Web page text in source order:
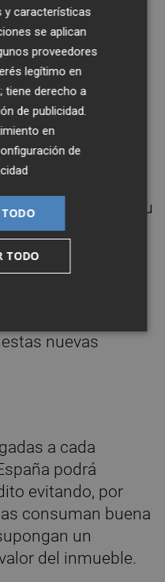
en el que se
riesgos para la
medidas
las
emitidos.
en manos de los
CNMV y
respetando su
ya aprobó
nuevas
a cada
podrá
evitando, por
consuman buena
un
del inmueble.
y características
se aplican
proveedores
legítimo en
tiene derecho a
de publicidad
en
de
TODO